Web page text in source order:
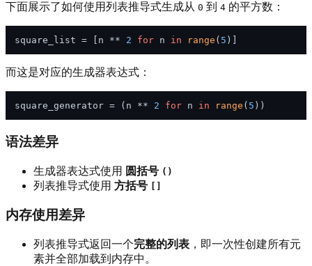
下面展示了如何使用列表推导式生成从 0 到 4 的平方数：
square_list = [n ** 2 for n in range ( 5
而这是对应的生成器表达式：
square_generator = (n ** 2 for n in range ( 5
语法差异
生成器表达式使用 圆括号 ()
列表推导式使用 方括号
内存使用差异
列表推导式返回一个完整的列表 ，即一次性创建所有元
素并全部加载到内存中。